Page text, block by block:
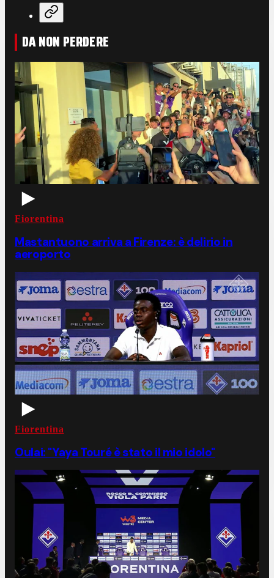
DA NON PERDERE
Fiorentina
Mastantuono arriva a Firenze: è delirio in
aeroporto
Fiorentina
Oulai: "Yaya Touré è stato il mio idolo"